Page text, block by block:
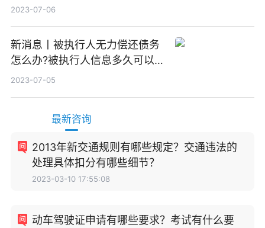
2023-07-06
新消息丨被执行人无力偿还债务
怎么办?被执行人信息多久可以
消除?
2023-07-05
最新咨询
2013年新交通规则有哪些规定？交通违法的
处理具体扣分有哪些细节？
2023-03-10 17:55:08
动车驾驶证申请有哪些要求？考试有什么要